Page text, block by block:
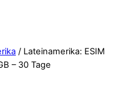
/ Lateinamerika: ESIM
– 30 Tage